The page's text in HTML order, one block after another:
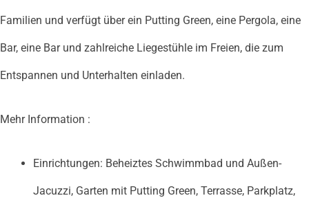
Familien und verfügt über ein Putting Green, eine Pergola, eine
Bar, eine Bar und zahlreiche Liegestühle im Freien, die zum
Entspannen und Unterhalten einladen.
Mehr Information :
Einrichtungen: Beheiztes Schwimmbad und Außen-
Jacuzzi, Garten mit Putting Green, Terrasse, Parkplatz,